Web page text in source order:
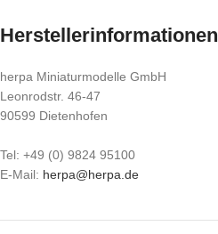
Herstellerinformationen
herpa Miniaturmodelle GmbH
Leonrodstr. 46-47
90599 Dietenhofen
Tel: +49 (0) 9824 95100
E-Mail: herpa@herpa.de